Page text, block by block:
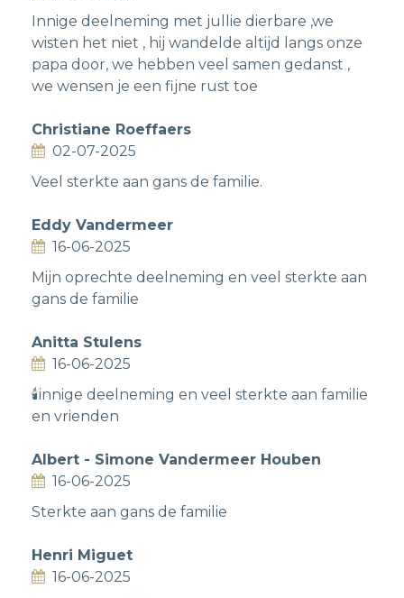
Innige deelneming met jullie dierbare ,we
wisten het niet , hij wandelde altijd langs onze
papa door, we hebben veel samen gedanst ,
we wensen je een fijne rust toe
Christiane Roeffaers
02-07-2025
Veel sterkte aan gans de familie.
Eddy Vandermeer
16-06-2025
Mijn oprechte deelneming en veel sterkte aan
gans de familie
Anitta Stulens
16-06-2025
🕯innige deelneming en veel sterkte aan familie
en vrienden
Albert - Simone Vandermeer Houben
16-06-2025
Sterkte aan gans de familie
Henri Miguet
16-06-2025